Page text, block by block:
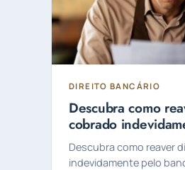
DIREITO BANCÁRIO
Descubra como
cobrado
Descubra como reaver
indevidamente pelo